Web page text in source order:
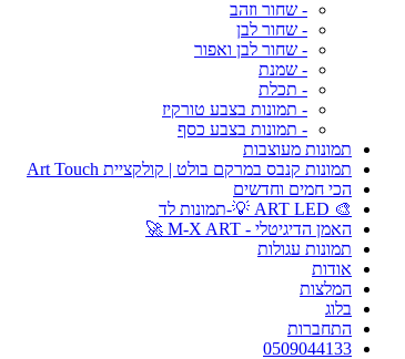
- שחור וזהב
- שחור לבן
- שחור לבן ואפור
- שמנת
- תכלת
- תמונות בצבע טורקיז
- תמונות בצבע כסף
תמונות מעוצבות
תמונות קנבס במרקם בולט | קולקציית Art Touch
הכי חמים וחדשים
🎨 ART LED 💡-תמונות לד
האמן הדיגיטלי - M-X ART 🚀
תמונות עגולות
אודות
המלצות
בלוג
התחברות
0509044133